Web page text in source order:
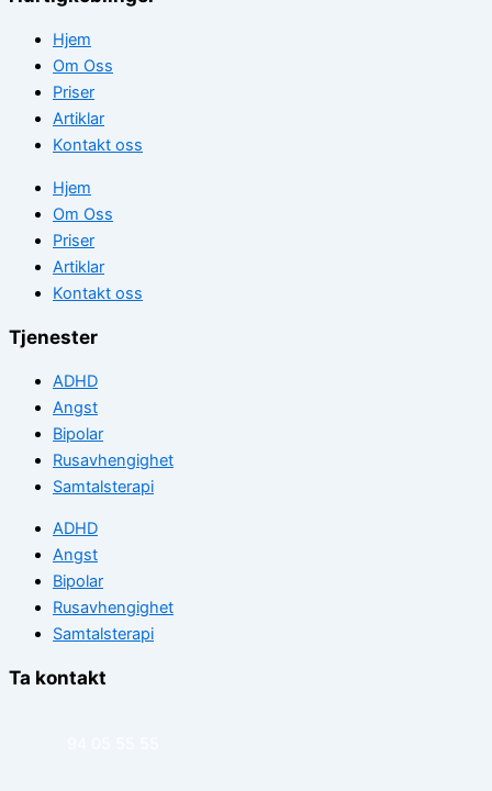
Hjem
Om Oss
Priser
Artiklar
Kontakt oss
Hjem
Om Oss
Priser
Artiklar
Kontakt oss
Tjenester
ADHD
Angst
Bipolar
Rusavhengighet
Samtalsterapi
ADHD
Angst
Bipolar
Rusavhengighet
Samtalsterapi
Ta kontakt